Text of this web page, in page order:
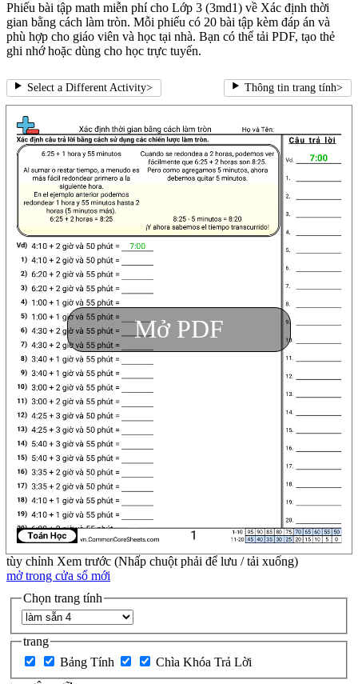
Phiếu bài tập math miễn phí cho Lớp 3 (3md1) về Xác định thời
gian bằng cách làm tròn. Mỗi phiếu có 20 bài tập kèm đáp án và
phù hợp cho giáo viên và học tại nhà. Bạn có thể tải PDF, tạo thẻ
ghi nhớ hoặc dùng cho học trực tuyến.
Select a Different Activity> Thông tin trang tính>
Mở PDF
tùy chỉnh Xem trước (Nhấp chuột phải để lưu / tải xuống)
mở trong cửa sổ mới
Chọn trang tính
trang
Bảng Tính
Chìa Khóa Trả Lời